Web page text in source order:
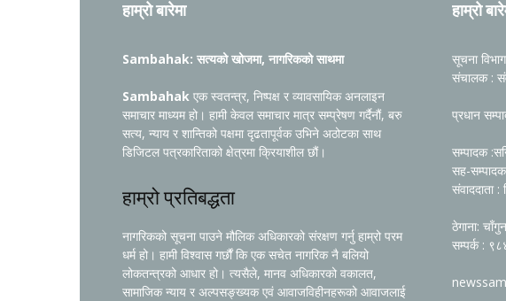
हाम्रो बारेमा
Sambahak: सत्यको खोजमा, नागरिकको साथमा
Sambahak एक स्वतन्त्र, निष्पक्ष र व्यावसायिक अनलाइन
समाचार माध्यम हो। हामी केवल समाचार मात्र सम्प्रेषण गर्दैनौं, बरु
सत्य, न्याय र शान्तिको पक्षमा दृढतापूर्वक उभिने अठोटका साथ
डिजिटल पत्रकारिताको क्षेत्रमा क्रियाशील छौं।
हाम्रो प्रतिबद्धता
नागरिकको सूचना पाउने मौलिक अधिकारको संरक्षण गर्नु हाम्रो परम
धर्म हो। हामी विश्वास गर्छौं कि एक सचेत नागरिक नै बलियो
लोकतन्त्रको आधार हो। त्यसैले, मानव अधिकारको वकालत,
सामाजिक न्याय र अल्पसङ्ख्यक एवं आवाजविहीनहरूको आवाजलाई
हाम्रो
सूचना
संचालक :
प्रधान
सम्पादक
सह-सम्पादक
संवाददाता
ठेगाना:
सम्पर्क :